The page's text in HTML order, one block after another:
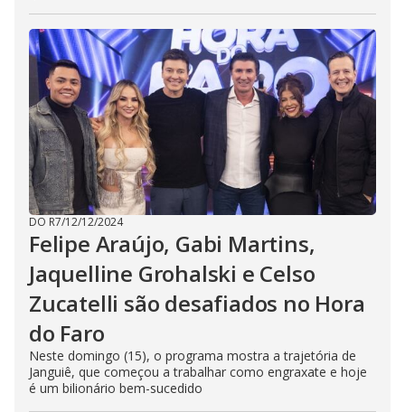
DO R7/12/12/2024
Felipe Araújo, Gabi Martins,
Jaquelline Grohalski e Celso
Zucatelli são desafiados no Hora
do Faro
Neste domingo (15), o programa mostra a trajetória de
Janguiê, que começou a trabalhar como engraxate e hoje
é um bilionário bem-sucedido